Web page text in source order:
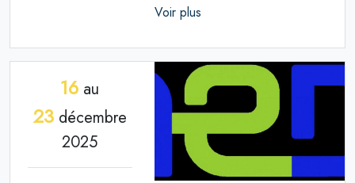
Voir plus
16 au
23décembre
2025